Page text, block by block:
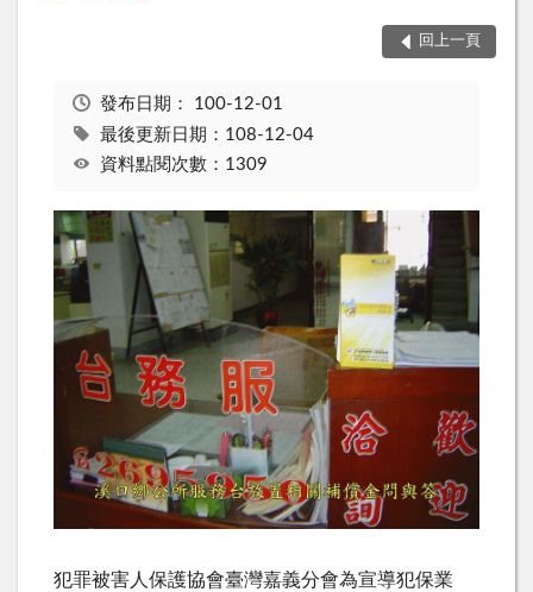
回上一頁
發布日期： 100-12-01
最後更新日期：108-12-04
資料點閱次數：1309
犯罪被害人保護協會臺灣嘉義分會為宣導犯保業